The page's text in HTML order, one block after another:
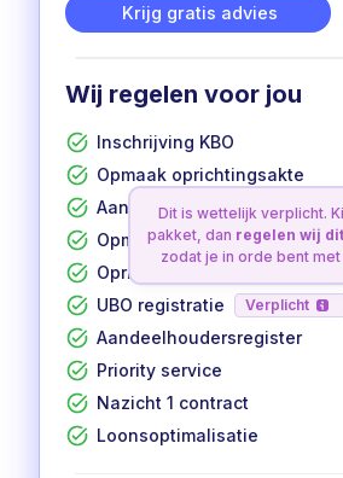
Krijg gratis advies
Wij regelen voor jou
Inschrijving KBO
Opmaak oprichtingsakte
Aanvraag btw-nummer
Opmaak statuten
Oprichting in 12 werkdagen
UBO registratie
Verplicht
Dit is wettelijk verplicht.
pakket, dan regelen wij
zodat je in orde bent
Aandeelhoudersregister
Priority service
Nazicht 1 contract
Loonsoptimalisatie